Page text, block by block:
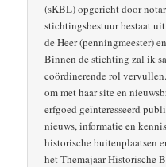
(sKBL) opgericht door
stichtingsbestuur bestaat
de Heer (penningmeester)
Binnen de stichting zal ik
coördinerende rol
om met haar site en
erfgoed geïnteresseerd
nieuws, informatie en
historische buitenplaatsen
het Themajaar Historische